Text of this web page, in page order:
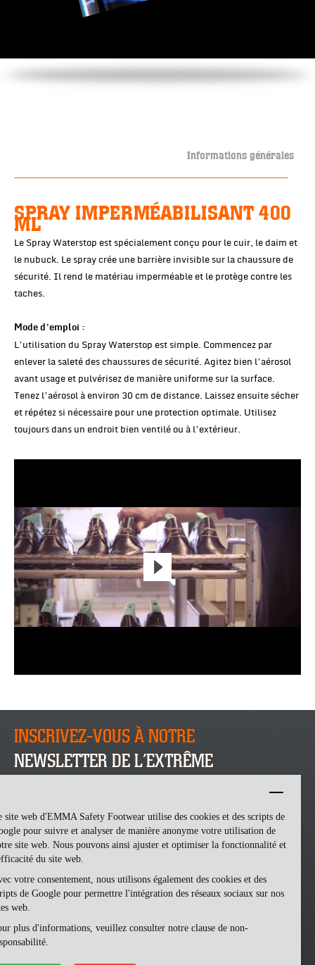
site web d'EMMA Safety Footwear utilise des cookies et des scripts de
pour suivre et analyser de manière anonyme votre utilisation de
site web. Nous pouvons ainsi ajuster et optimiser la fonctionnalité et
du site web.
votre consentement, nous utilisons également des cookies et des
de Google pour permettre l'intégration des réseaux sociaux sur nos
web.
plus d'informations, veuillez consulter notre clause de non-
Informations générales
SPRAY IMPERMÉABILISANT 400
ML
Le Spray Waterstop est spécialement conçu pour le cuir, le daim et
le nubuck. Le spray crée une barrière invisible sur la chaussure de
sécurité. Il rend le matériau imperméable et le protège contre les
taches.
Mode d’emploi :
L’utilisation du Spray Waterstop est simple. Commencez par
enlever la saleté des chaussures de sécurité. Agitez bien l’aérosol
avant usage et pulvérisez de manière uniforme sur la surface.
Tenez l’aérosol à environ 30 cm de distance. Laissez ensuite sécher
et répétez si nécessaire pour une protection optimale. Utilisez
toujours dans un endroit bien ventilé ou à l’extérieur.
INSCRIVEZ-VOUS À NOTRE
NEWSLETTER DE L’EXTRÊME
Emma Safety Footwear -